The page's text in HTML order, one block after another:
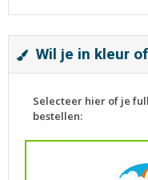
Wil je in kleur
Selecteer hier of je
bestellen: